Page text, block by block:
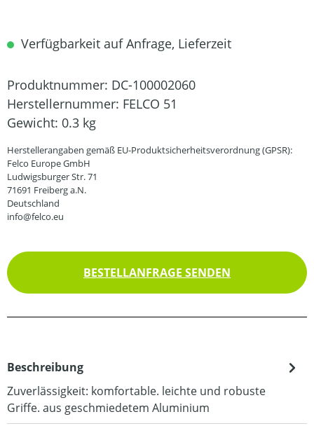
Verfügbarkeit auf Anfrage, Lieferzeit
Produktnummer: DC-100002060
Herstellernummer: FELCO 51
Gewicht: 0.3 kg
Herstellerangaben gemäß EU-Produktsicherheitsverordnung (GPSR):
Felco Europe GmbH
Ludwigsburger Str. 71
71691 Freiberg a.N.
Deutschland
info@felco.eu
BESTELLANFRAGE SENDEN
Beschreibung
Zuverlässigkeit: komfortable. leichte und robuste
Griffe. aus geschmiedetem Aluminium